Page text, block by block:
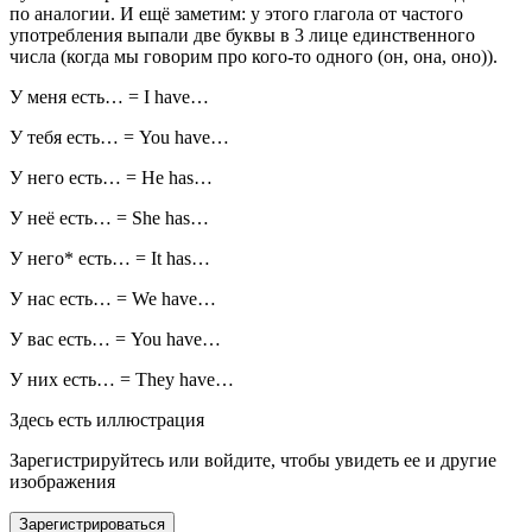
по аналогии. И ещё заметим: у этого глагола от частого
употребления выпали две буквы в 3 лице единственного
числа (когда мы говорим про кого-то одного (он, она, оно)).
У меня есть… = I have…
У тебя есть… = You have…
У него есть… = He has…
У неё есть… = She has…
У него* есть… = It has…
У нас есть… = We have…
У вас есть… = You have…
У них есть… = They have…
Здесь есть иллюстрация
Зарегистрируйтесь или войдите, чтобы увидеть ее и другие
изображения
Зарегистрироваться